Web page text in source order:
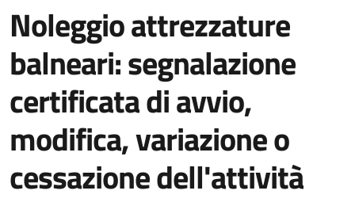
Noleggio attrezzature
balneari: segnalazione
certificata di avvio,
modifica, variazione o
cessazione dell'attività